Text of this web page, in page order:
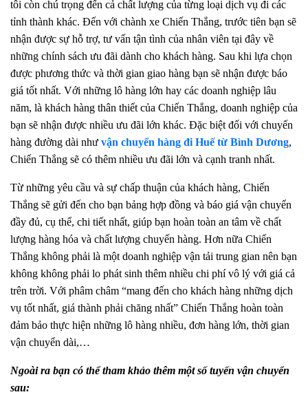
tôi còn chú trọng đến cả chất lượng của từng loại dịch vụ đi các
tỉnh thành khác. Đến với chành xe Chiến Thắng, trước tiên bạn sẽ
nhận được sự hỗ trợ, tư vấn tận tình của nhân viên tại đây về
những chính sách ưu đãi dành cho khách hàng. Sau khi lựa chọn
được phương thức và thời gian giao hàng bạn sẽ nhận được báo
giá tốt nhất. Với những lô hàng lớn hay các doanh nghiệp lâu
năm, là khách hàng thân thiết của Chiến Thắng, doanh nghiệp của
bạn sẽ nhận được nhiều ưu đãi lớn khác. Đặc biệt đối với chuyến
hàng đường dài như vận chuyển hàng đi Huế từ Bình Dương,
Chiến Thắng sẽ có thêm nhiều ưu đãi lớn và cạnh tranh nhất.
Từ những yêu cầu và sự chấp thuận của khách hàng, Chiến
Thắng sẽ gửi đến cho bạn bảng hợp đồng và báo giá vận chuyển
đầy đủ, cụ thể, chi tiết nhất, giúp bạn hoàn toàn an tâm về chất
lượng hàng hóa và chất lượng chuyến hàng. Hơn nữa Chiến
Thắng không phải là một doanh nghiệp vận tải trung gian nên bạn
không không phải lo phát sinh thêm nhiều chi phí vô lý với giá cả
trên trời. Với phâm châm “mang đến cho khách hàng những dịch
vụ tốt nhất, giá thành phải chăng nhất” Chiến Thắng hoàn toàn
đảm bảo thực hiện những lô hàng nhiều, đơn hàng lớn, thời gian
vận chuyển dài,…
Ngoài ra bạn có thể tham khảo thêm một số tuyến vận chuyển
sau: